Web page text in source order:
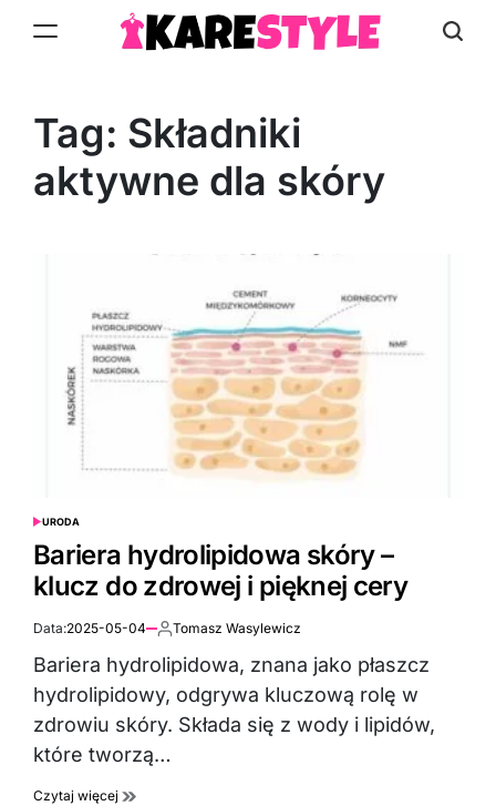
Tag: Składniki
aktywne dla skóry
POSTED
IN
URODA
Bariera hydrolipidowa skóry –
klucz do zdrowej i pięknej cery
Data:2025-05-04 Autor:
Tomasz Wasylewicz
Bariera hydrolipidowa, znana jako płaszcz
hydrolipidowy, odgrywa kluczową rolę w
zdrowiu skóry. Składa się z wody i lipidów,
które tworzą…
Czytaj więcej